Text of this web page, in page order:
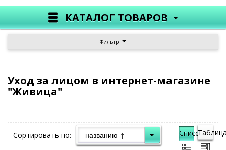
КАТАЛОГ ТОВАРОВ
Фильтр
Уход за лицом в интернет-магазине
"Живица"
Сортировать по: Список">